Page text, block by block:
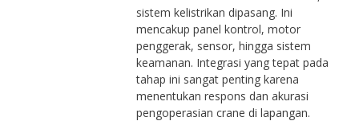
sistem kelistrikan dipasang. Ini
mencakup panel kontrol, motor
penggerak, sensor, hingga sistem
keamanan. Integrasi yang tepat pada
tahap ini sangat penting karena
menentukan respons dan akurasi
pengoperasian crane di lapangan.